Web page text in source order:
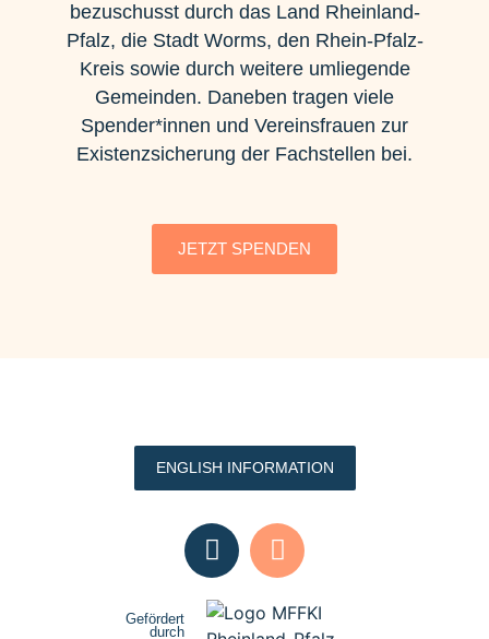
bezuschusst durch das Land Rheinland-
Pfalz, die Stadt Worms, den Rhein-Pfalz-
Kreis sowie durch weitere umliegende
Gemeinden. Daneben tragen viele
Spender*innen und Vereinsfrauen zur
Existenzsicherung der Fachstellen bei.
JETZT SPENDEN
ENGLISH INFORMATION
Gefördert
durch